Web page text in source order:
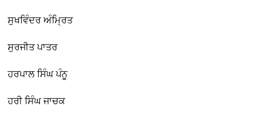
ਸੁਖਵਿੰਦਰ ਅੰਮ੍ਰਿਤ
ਸੁਰਜੀਤ ਪਾਤਰ
ਹਰਪਾਲ ਸਿੰਘ ਪੰਨੂ
ਹਰੀ ਸਿੰਘ ਜਾਚਕ